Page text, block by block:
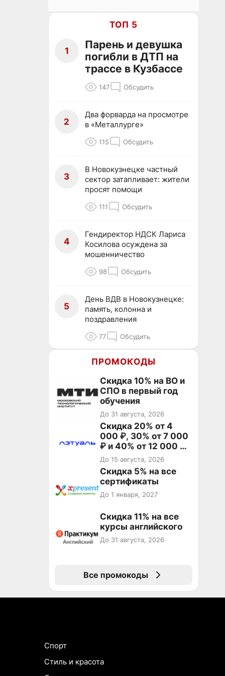
ТОП 5
1
Парень и девушка
погибли в ДТП на
трассе в Кузбассе
147 Обсудить
2
Два форварда на просмотре
в «Металлурге»
115 Обсудить
3
В Новокузнецке частный
сектор затапливает: жители
просят помощи
111 Обсудить
4
Гендиректор НДСК Лариса
Косилова осуждена за
мошенничество
98 Обсудить
5
День ВДВ в Новокузнецке:
память, колонна и
поздравления
77 Обсудить
ПРОМОКОДЫ
Скидка 10% на ВО и
СПО в первый год
обучения
До 31 августа, 2026
Скидка 20% от 4
000 ₽, 30% от 7 000
₽ и 40% от 12 000 ₽
на первый и все
повторные заказы по
промокоду ТРЕНД
До 15 августа, 2026
Скидка 5% на все
сертификаты
До 1 января, 2027
Скидка 11% на все
курсы английского
До 31 августа, 2026
Все промокоды
Спорт
Стиль и красота